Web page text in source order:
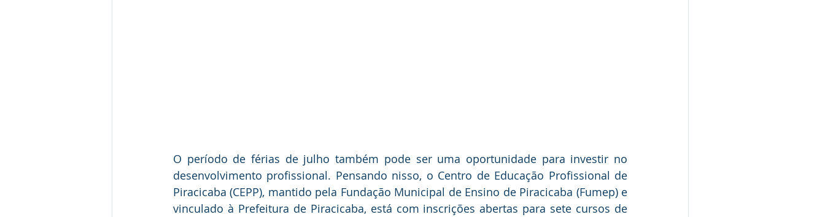
O período de férias de julho também pode ser uma oportunidade para investir no
desenvolvimento profissional. Pensando nisso, o Centro de Educação Profissional de
Piracicaba (CEPP), mantido pela Fundação Municipal de Ensino de Piracicaba (Fumep) e
vinculado à Prefeitura de Piracicaba, está com inscrições abertas para sete cursos de